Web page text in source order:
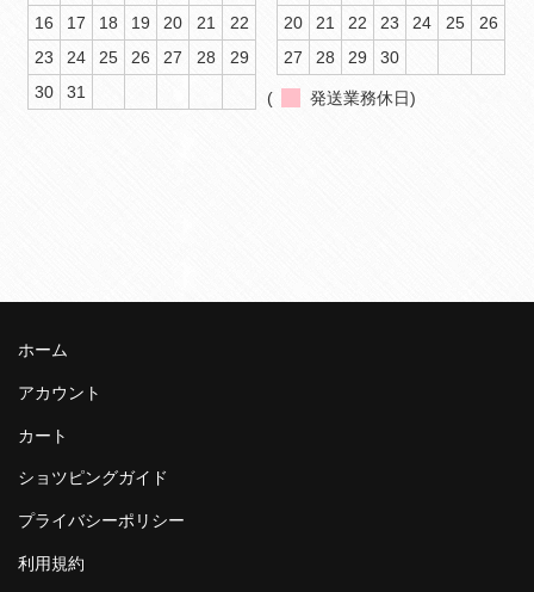
16
17 18 19 20 21
22
23
24 25 26 27 28
29
30
31
20
21 22 23 24 25
26
27
28 29 30
( 発送業務休日)
ホーム
アカウント
カート
ショツピングガイド
プライバシーポリシー
利用規約